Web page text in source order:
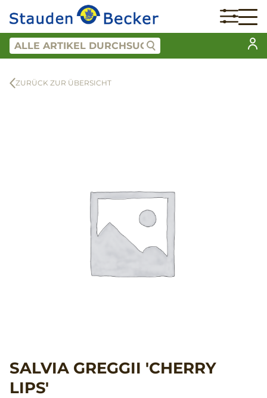
ZURÜCK ZUR ÜBERSICHT
SALVIA GREGGII 'CHERRY
LIPS'